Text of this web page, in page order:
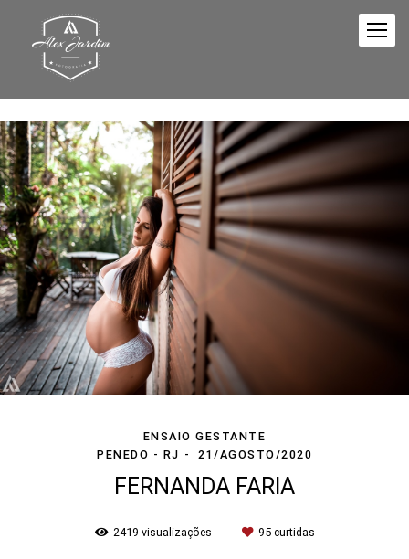
ENSAIO GESTANTE
PENEDO - RJ
21/AGOSTO/2020
FERNANDA FARIA
2419 visualizações 95curtidas